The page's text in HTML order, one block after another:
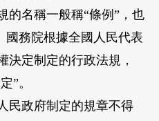
名稱一般稱“條例”，也
國務院根據全國人民代表
決定制定的行政法規，
”。
政府制定的規章不得